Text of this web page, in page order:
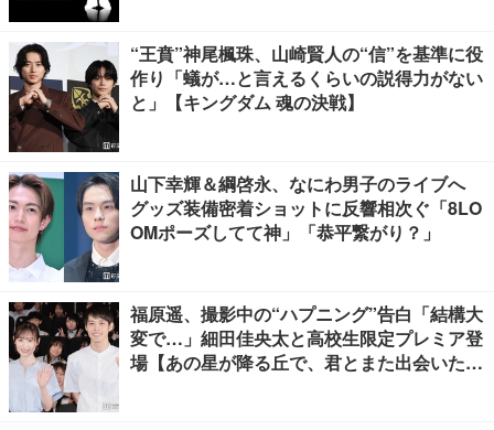
“王賁”神尾楓珠、山崎賢人の“信”を基準に役
作り「蟻が…と言えるくらいの説得力がない
と」【キングダム 魂の決戦】
山下幸輝＆綱啓永、なにわ男子のライブへ
グッズ装備密着ショットに反響相次ぐ「8LO
OMポーズしてて神」「恭平繋がり？」
福原遥、撮影中の“ハプニング”告白「結構大
変で…」細田佳央太と高校生限定プレミア登
場【あの星が降る丘で、君とまた出会いた